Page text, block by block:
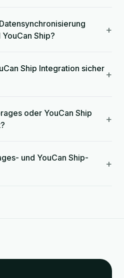
Ship?
+
Ship Integration sicher +
oder YouCan Ship
+
und YouCan Ship-
+